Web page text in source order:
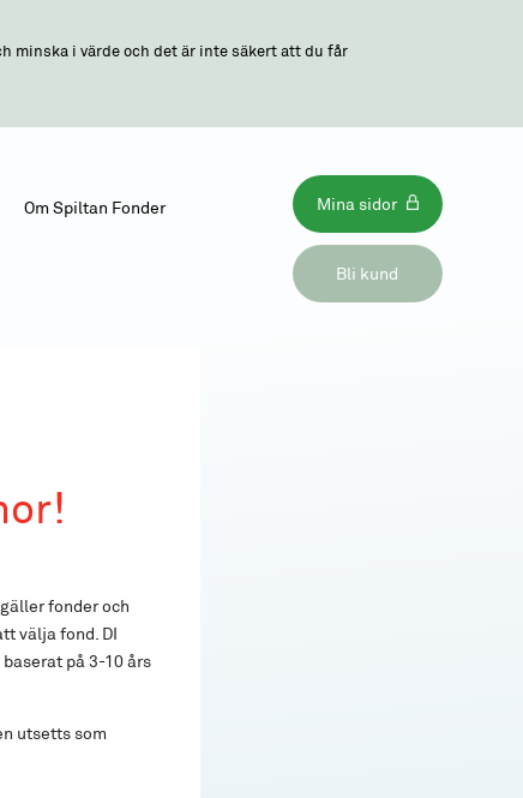
minska i värde och det är inte säkert att du får
Bli kund
Mina sidor
Om Spiltan Fonder
fonder och
välja fond. DI
baserat på 3-10 års
utsetts som